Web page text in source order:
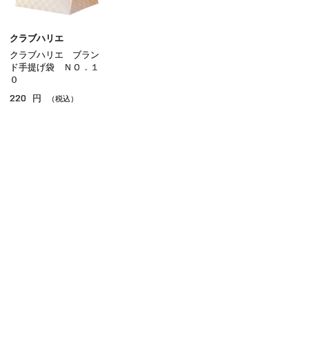
バームショコラ ド ヴォヤージュ
クラブハリエ
クラブハリエ ブラン
ド手提げ袋 ＮＯ．１
０
220 円 （税込）